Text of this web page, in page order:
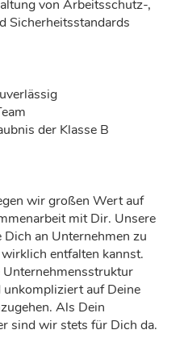
von Arbeitsschutz-,
Sicherheitsstandards
der Klasse B
wir großen Wert auf
mit Dir. Unsere
an Unternehmen zu
entfalten kannst.
auf Deine
Als Dein
sind wir stets für Dich da.